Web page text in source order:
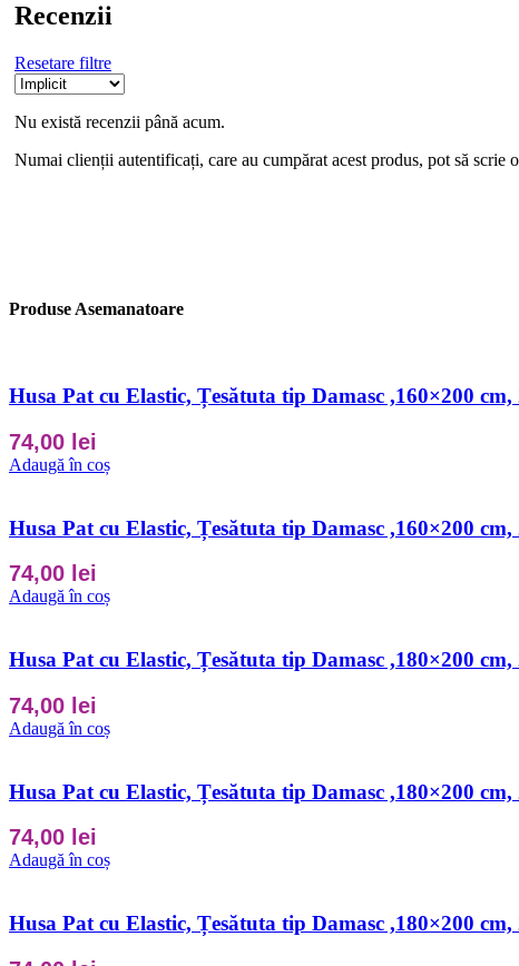
Recenzii
Resetare filtre
Nu există recenzii până acum.
Numai clienții autentificați, care au cumpărat acest produs, pot să scrie
Produse Asemanatoare
Husa Pat cu Elastic, Țesătuta tip Damasc ,160×200
74,00 lei
Adaugă în coș
Husa Pat cu Elastic, Țesătuta tip Damasc ,160×200
74,00 lei
Adaugă în coș
Husa Pat cu Elastic, Țesătuta tip Damasc ,180×200
74,00 lei
Adaugă în coș
Husa Pat cu Elastic, Țesătuta tip Damasc ,180×200
74,00 lei
Adaugă în coș
Husa Pat cu Elastic, Țesătuta tip Damasc ,180×200